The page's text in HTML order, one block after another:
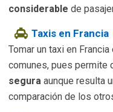
considerable de
Taxis en Francia
Tomar un taxi en
comunes, pues permite
segura aunque resulta
comparación de los